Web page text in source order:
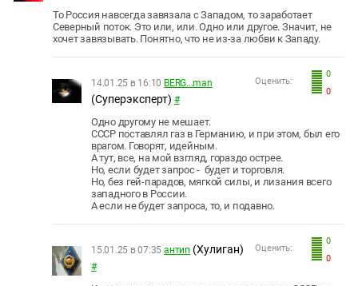
То Россия навсегда завязала с Западом, то заработает
Северный поток. Это или, или. Одно или другое. Значит, не
хочет завязывать. Понятно, что не из-за любви к Западу.
0
0
Оценить:
14.01.25 в 16:10 BERG...man
(Суперэксперт) #
Одно другому не мешает.
СССР поставлял газ в Германию, и при этом, был его
врагом. Говорят, идейным.
А тут, все, на мой взгляд, гораздо острее.
Но, если будет запрос - будет и торговля.
Но, без гей-парадов, мягкой силы, и лизания всего
западного в России.
А если не будет запроса, то, и подавно.
0
0
Оценить:
15.01.25 в 07:35 антип (Хулиган)
#